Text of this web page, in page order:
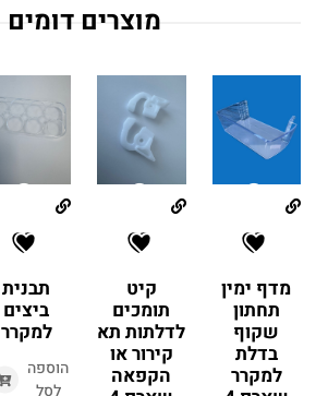
מוצרים דומים
מדף ימין
תחתון
שקוף
בדלת
למקרר
קיט
תומכים
לדלתות תא
קירור או
הקפאה
תבנית
ביצים
למקרר
הוספה
לסל